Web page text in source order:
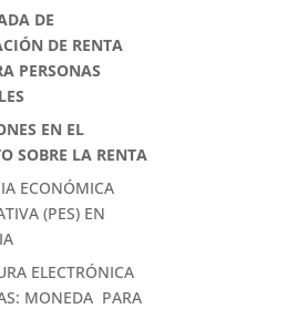
DE
DE RENTA
PERSONAS
EN EL
SOBRE LA RENTA
ECONÓMICA
(PES) EN
ELECTRÓNICA
MONEDA PARA